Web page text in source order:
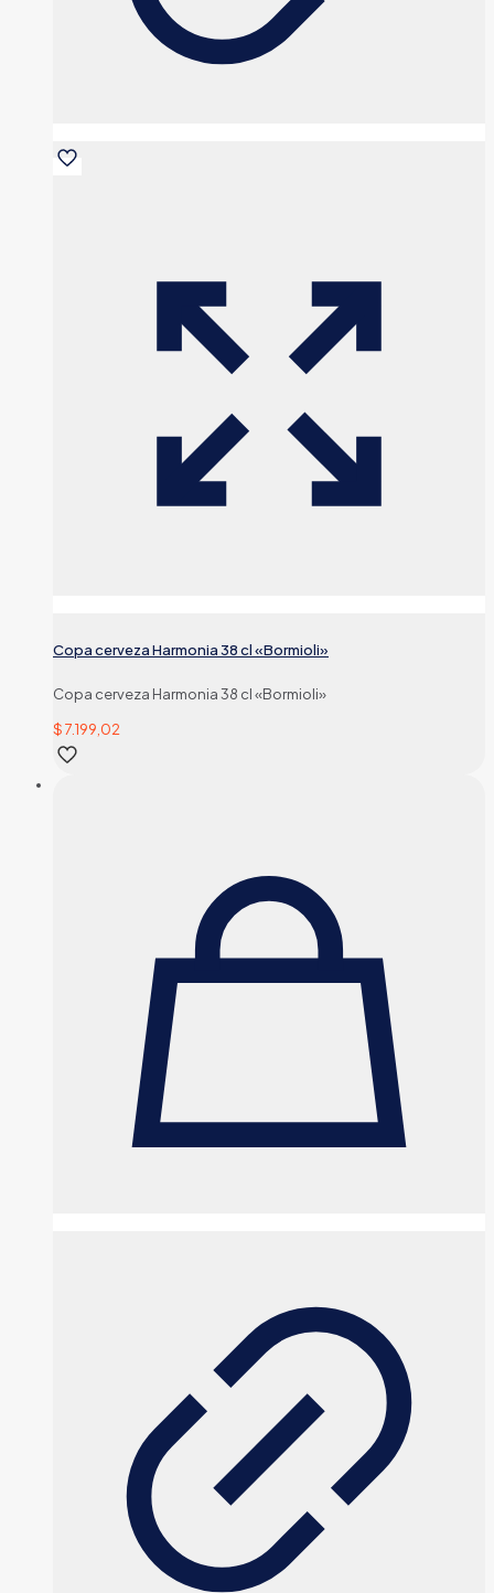
Copa cerveza Harmonia 38 cl «Bormioli»
Copa cerveza Harmonia 38 cl «Bormioli»
$7.199,02